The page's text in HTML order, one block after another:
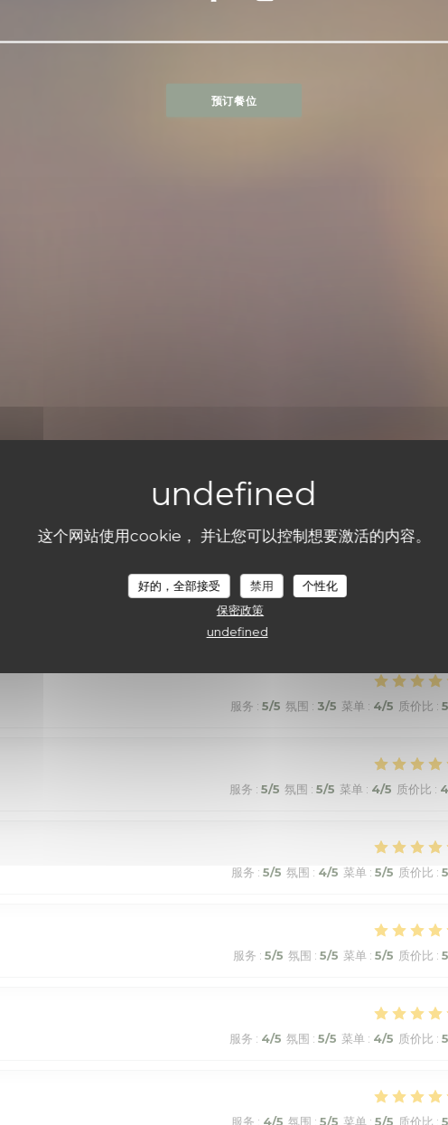
这个网站使用cookie， 并让您可以控制想要激活的内容。
好的，全部接受 禁用
个性化
保密政策
undefined
预订餐位
我们的顾客评分
服务 : 5/5 氛围 : 3/5 菜单 : 4/5 质价比 : 5
服务 : 5/5 氛围 : 5/5 菜单 : 4/5 质价比 : 4
服务 : 5/5 氛围 : 4/5 菜单 : 5/5 质价比 : 5
服务 : 5/5 氛围 : 5/5 菜单 : 5/5 质价比 : 5
服务 : 4/5 氛围 : 5/5 菜单 : 4/5 质价比 : 5
服务 : 4/5 氛围 : 5/5 菜单 : 5/5 质价比 : 5